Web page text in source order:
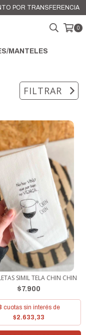
POR TRANSFERENCIA
0
MANTELES
FILTRAR
SIMIL TELA CHIN CHIN
$7.900
cuotas sin interés de
$2.633,33